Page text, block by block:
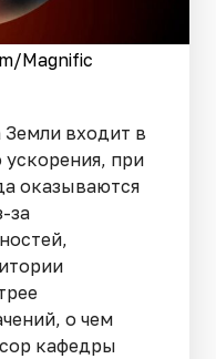
Magnific
Земли входит в
ускорения, при
оказываются
за
о чем
кафедры